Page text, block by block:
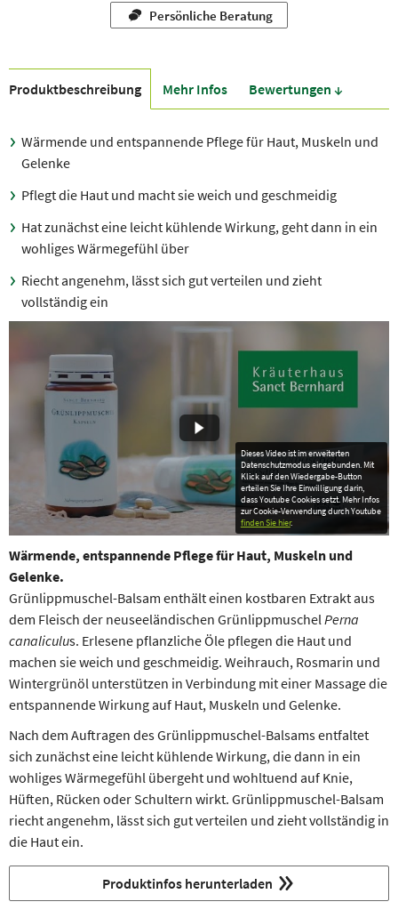
Persönliche Beratung
Produkt­beschreibung Mehr Infos Bewer­tungen ↓
Wärmende und entspannende Pflege für Haut, Muskeln und
Gelenke
Pflegt die Haut und macht sie weich und geschmeidig
Hat zunächst eine leicht kühlende Wirkung, geht dann in ein
wohliges Wärmegefühl über
Riecht angenehm, lässt sich gut verteilen und zieht
vollständig ein
Dieses Video ist im erweiterten
Datenschutzmodus eingebunden. Mit
Klick auf den Wiedergabe-Button
erteilen Sie Ihre Einwilligung darin,
dass Youtube Cookies setzt. Mehr Infos
zur Cookie-Verwendung durch Youtube
finden Sie hier.
Wärmende, entspannende Pflege für Haut, Muskeln und
Gelenke.
Grünlippmuschel-Balsam enthält einen kostbaren Extrakt aus
dem Fleisch der neuseeländischen Grünlippmuschel Perna
canaliculus. Erlesene pflanzliche Öle pflegen die Haut und
machen sie weich und geschmeidig. Weihrauch, Rosmarin und
Wintergrünöl unterstützen in Verbindung mit einer Massage die
entspannende Wirkung auf Haut, Muskeln und Gelenke.
Nach dem Auftragen des Grünlippmuschel-Balsams entfaltet
sich zunächst eine leicht kühlende Wirkung, die dann in ein
wohliges Wärmegefühl übergeht und wohltuend auf Knie,
Hüften, Rücken oder Schultern wirkt. Grünlippmuschel-Balsam
riecht angenehm, lässt sich gut verteilen und zieht vollständig in
die Haut ein.
Produktinfos herunterladen